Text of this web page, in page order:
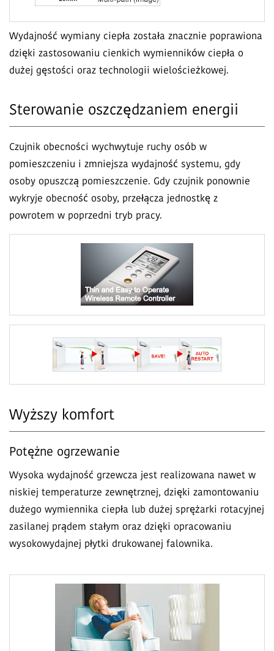
Wydajność wymiany ciepła została znacznie poprawiona
dzięki zastosowaniu cienkich wymienników ciepła o
dużej gęstości oraz technologii wielościeżkowej.
Sterowanie oszczędzaniem energii
Czujnik obecności wychwytuje ruchy osób w
pomieszczeniu i zmniejsza wydajność systemu, gdy
osoby opuszczą pomieszczenie. Gdy czujnik ponownie
wykryje obecność osoby, przełącza jednostkę z
powrotem w poprzedni tryb pracy.
Wyższy komfort
Potężne ogrzewanie
Wysoka wydajność grzewcza jest realizowana nawet w
niskiej temperaturze zewnętrznej, dzięki zamontowaniu
dużego wymiennika ciepła lub dużej sprężarki rotacyjnej
zasilanej prądem stałym oraz dzięki opracowaniu
wysokowydajnej płytki drukowanej falownika.